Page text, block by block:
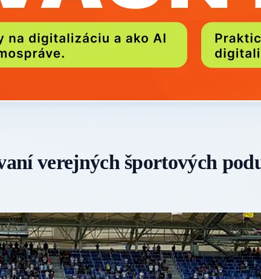
verejných športových